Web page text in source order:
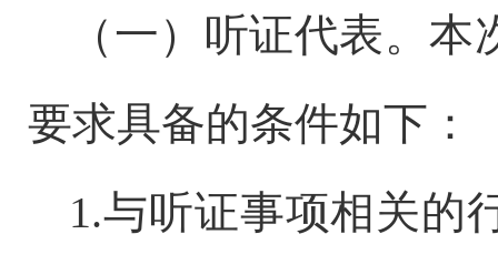
（一） 听证代表。本
要求具备的条件如下：
1.与听证事项相关的